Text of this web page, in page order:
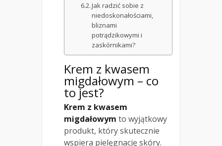
Jak radzić sobie z
niedoskonałościami,
bliznami
potrądzikowymi i
zaskórnikami?
Krem z kwasem
migdałowym – co
to jest?
Krem z kwasem
migdałowym to wyjątkowy
produkt, który skutecznie
wspiera pielęgnację skóry.